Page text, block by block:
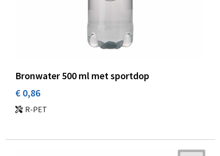
Bronwater 500 ml met sportdop
€ 0,86
R-PET